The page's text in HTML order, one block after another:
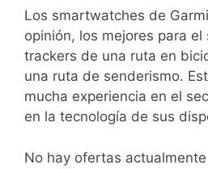
Los smartwatches de
opinión, los mejores para
trackers de una ruta en
una ruta de senderismo.
mucha experiencia en el
en la tecnología de sus
No hay ofertas actualmente